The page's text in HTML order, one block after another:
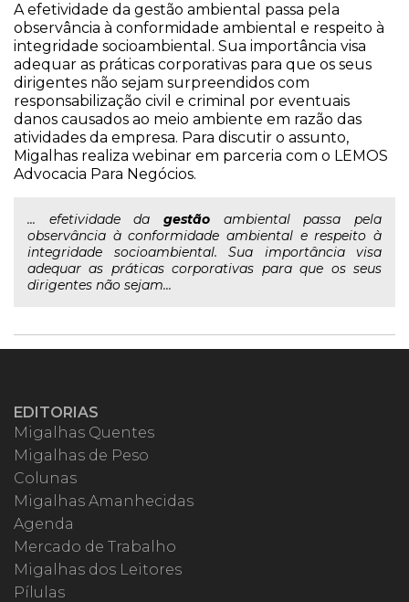
A efetividade da gestão ambiental passa pela
observância à conformidade ambiental e respeito à
integridade socioambiental. Sua importância visa
adequar as práticas corporativas para que os seus
dirigentes não sejam surpreendidos com
responsabilização civil e criminal por eventuais
danos causados ao meio ambiente em razão das
atividades da empresa. Para discutir o assunto,
Migalhas realiza webinar em parceria com o LEMOS
Advocacia Para Negócios.
... efetividade da gestão ambiental passa pela
observância à conformidade ambiental e respeito à
integridade socioambiental. Sua importância visa
adequar as práticas corporativas para que os seus
dirigentes não sejam...
EDITORIAS
Migalhas Quentes
Migalhas de Peso
Colunas
Migalhas Amanhecidas
Agenda
Mercado de Trabalho
Migalhas dos Leitores
Pílulas